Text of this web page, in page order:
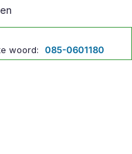
woord:
085-0601180